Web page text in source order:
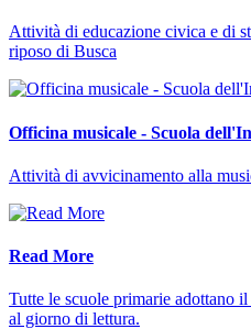
Attività di educazione civica e di
riposo di Busca
Officina musicale - Scuola
Attività di avvicinamento alla
Read More
Tutte le scuole primarie adottano
al giorno di lettura.